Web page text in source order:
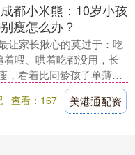
都小米熊：10岁小孩
瘦怎么办？
让家长揪心的莫过于：吃
着喂、哄着吃都没用，长
，看着比同龄孩子单薄，
发育，又不知道该怎么引
查看：167 美港通配资